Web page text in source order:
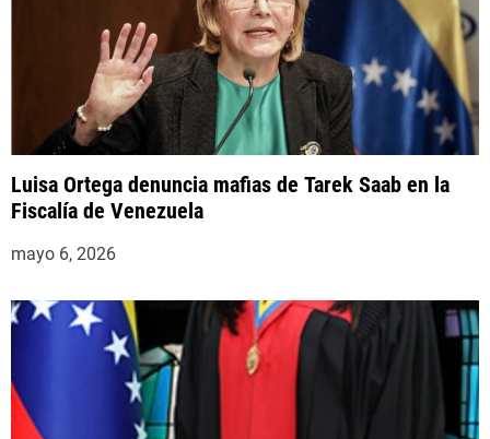
Luisa Ortega denuncia mafias de Tarek Saab en la
Fiscalía de Venezuela
mayo 6, 2026